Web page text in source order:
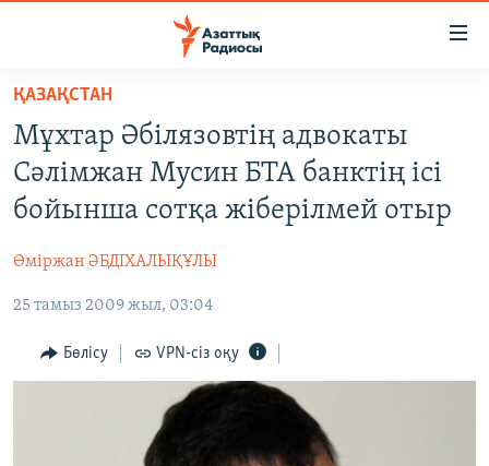
Skip
main
content
Skip
main
Navigation
Skip
Search
САЯСАТ
AZATTYQTV
АДАМ ҚҰҚЫҚТАРЫ
ӘЛЕУМЕТ
ӘЛЕМ
ҚАЗАҚСТАН
Мұхтар Әбілязовтің адвокаты
Сәлімжан Мусин БТА банктің ісі
бойынша сотқа жіберілмей отыр
Өміржан ӘБДІХАЛЫҚҰЛЫ
25 тамыз 2009 жыл, 03:04
Бөлісу VPN-сіз оқу